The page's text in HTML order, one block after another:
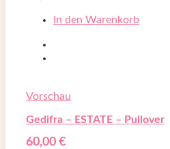
In den Warenkorb
Vorschau
Gedifra – ESTATE – Pullover
60,00 €